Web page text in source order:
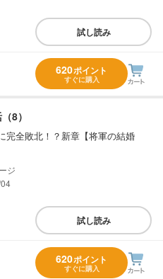
試し読み
620ポイント
すぐに購入
8）
完全敗北！？新章【将軍の結婚
試し読み
620ポイント
すぐに購入